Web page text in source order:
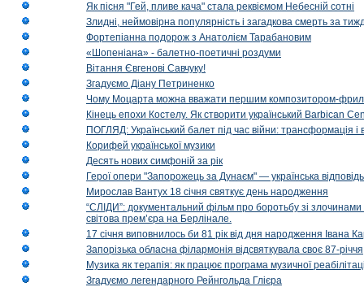
Як пісня "Гей, пливе кача" стала реквіємом Небесній сотні
Злидні, неймовірна популярність і загадкова смерть за
Фортепіанна подорож з Анатолієм Тарабановим
«Шопеніана» - балетно-поетичні роздуми
Вітання Євгенові Савчуку!
Згадуємо Діану Петриненко
Чому Моцарта можна вважати першим композитором-
Кінець епохи Костелу. Як створити український Barbican
ПОГЛЯД: Український балет під час війни: трансформація і
Корифей української музики
Десять нових симфоній за рік
Герої опери "Запорожець за Дунаєм" — українська
Мирослав Вантух 18 січня святкує день народження
“СЛІДИ”: документальний фільм про боротьбу зі
світова прем’єра на Берлінале.
17 січня виповнилось би 81 рік від дня народження Івана
Запорізька обласна філармонія відсвяткувала своє 87-річчя
Музика як терапія: як працює програма музичної
Згадуємо легендарного Рейнгольда Глієра